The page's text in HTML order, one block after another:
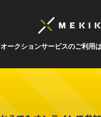
オークションサービスのご利用